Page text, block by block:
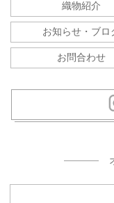
織物紹介
お知らせ・ブロ
お問合わせ